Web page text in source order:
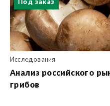
Под заказ
Исследования
Анализ российского
грибов